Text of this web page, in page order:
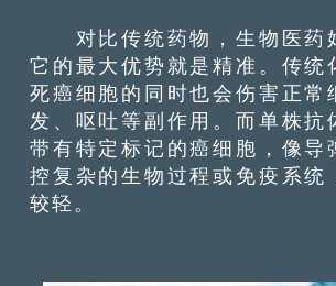
对比传统药物，生物医药
它的最大优势就是精准。传统
死癌细胞的同时也会伤害正常
发、呕吐等副作用。而单株抗
带有特定标记的癌细胞，像导
控复杂的生物过程或免疫系统
较轻。